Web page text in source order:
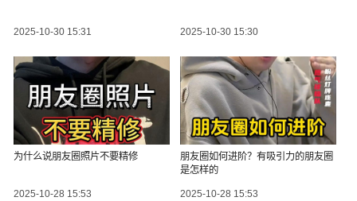
2025-10-30 15:31 2025-10-30 15:30
为什么说朋友圈照片不要精修
2025-10-28 15:53
朋友圈如何进阶？有吸引力的朋友圈
是怎样的
2025-10-28 15:53